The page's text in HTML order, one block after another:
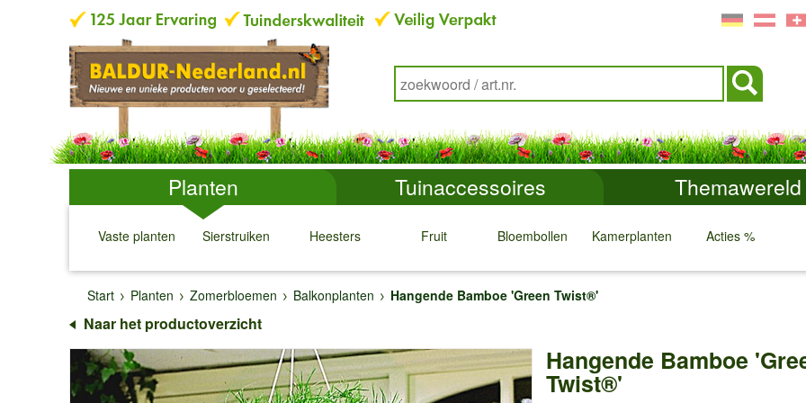
Planten Tuinaccessoires Themawereld
Vaste planten
↓
Sierstruiken
↓
Heesters
↓
Fruit
↓
Bloembollen
↓
Kamerplanten
↓
Acties %
↓ ↓
Start
Planten Zomerbloemen Balkonplanten Hangende Bamboe 'Green Twist®'
Naar het productoverzicht
Hangende Bamboe
Twist®'